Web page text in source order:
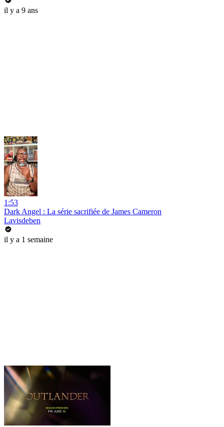
il y a 9 ans
1:53
Dark Angel : La série sacrifiée de James Cameron
Lavisdeben
il y a 1 semaine